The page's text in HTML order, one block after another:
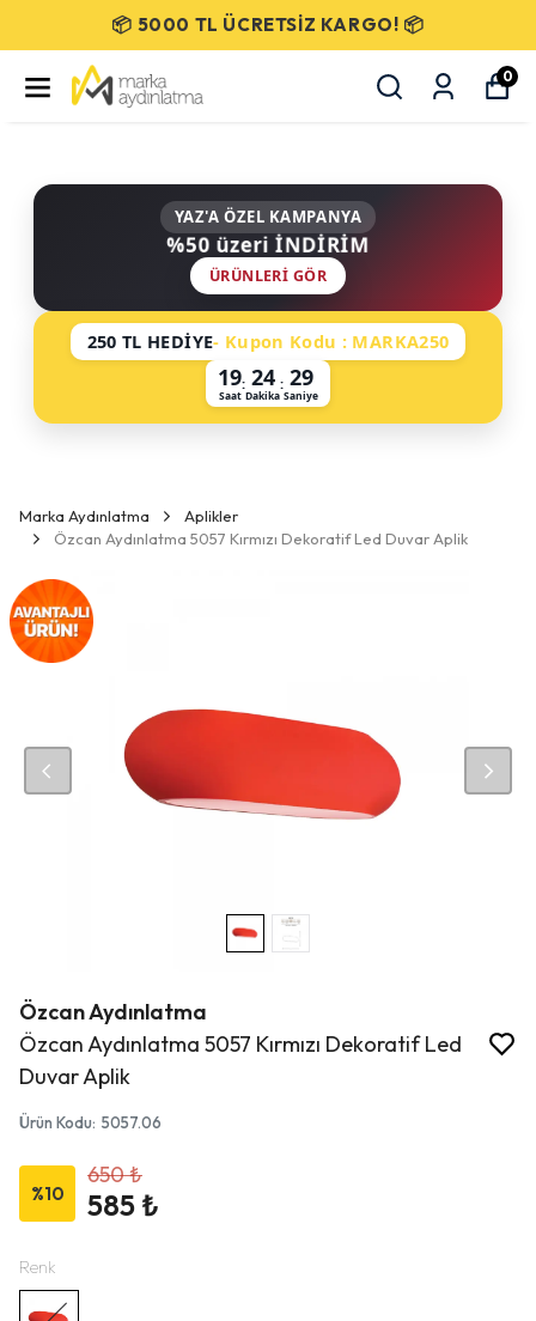
SEÇİLİ ÜRÜNLERDE %50 İNDİRİM!
0
YAZ'A ÖZEL KAMPANYA
%50 üzeri İNDİRİM
ÜRÜNLERI GÖR
250 TL HEDİYE- Kupon Kodu : MARKA250
19
Saat
: 24
Dakika
: 29
Saniye
Marka Aydınlatma
Aplikler
Özcan Aydınlatma 5057 Kırmızı Dekoratif Led Duvar Aplik
Özcan Aydınlatma
Özcan Aydınlatma 5057 Kırmızı Dekoratif Led
Duvar Aplik
Ürün Kodu: 5057.06
%10
650 ₺
585 ₺
Renk